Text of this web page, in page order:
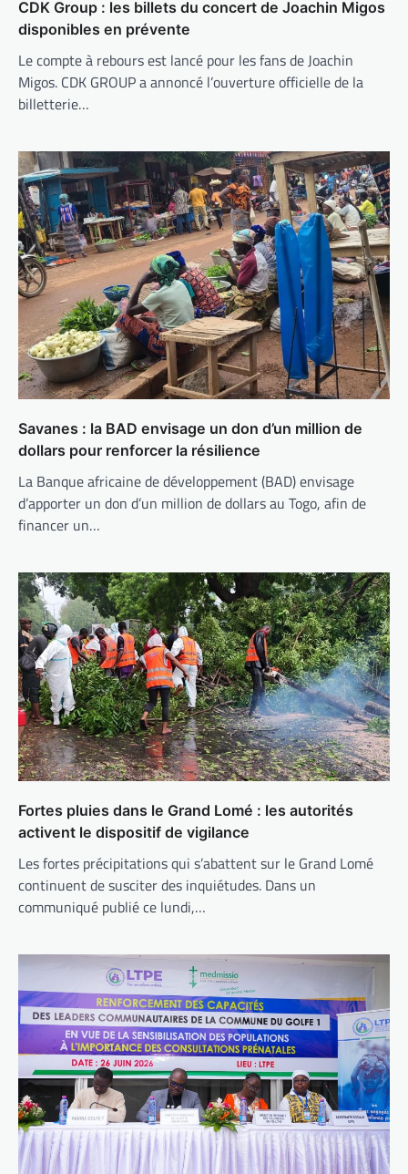
CDK Group : les billets du concert de Joachin Migos
disponibles en prévente
Le compte à rebours est lancé pour les fans de Joachin
Migos. CDK GROUP a annoncé l’ouverture officielle de la
billetterie…
Savanes : la BAD envisage un don d’un million de
dollars pour renforcer la résilience
La Banque africaine de développement (BAD) envisage
d’apporter un don d’un million de dollars au Togo, afin de
financer un…
Fortes pluies dans le Grand Lomé : les autorités
activent le dispositif de vigilance
Les fortes précipitations qui s’abattent sur le Grand Lomé
continuent de susciter des inquiétudes. Dans un
communiqué publié ce lundi,…